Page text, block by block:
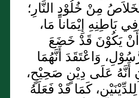
مِنْ خُلُوْدِ النَّارِ؛
بَاطِنِهِ إِيْمَاناً مَا،
أَنْ يَكُوْنَ قَدْ خَضَعَ
وَاعْتَقَدَ أَنَّهُمَا
أَنَّهُ عَلَى دِيْنٍ صَحِيْحٍ،
كَمَا قَدْ فَعَلَهُ